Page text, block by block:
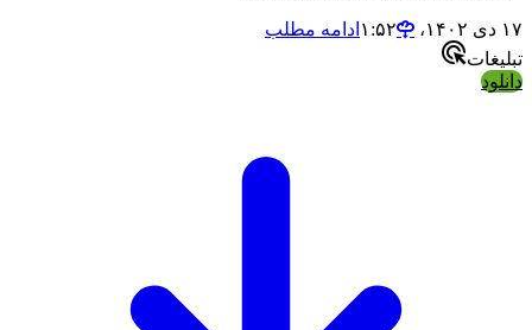
۱۷ دی ۱۴۰۲،‏ ۱:۵۲
ادامه مطلب
تبلیغات
دانلود